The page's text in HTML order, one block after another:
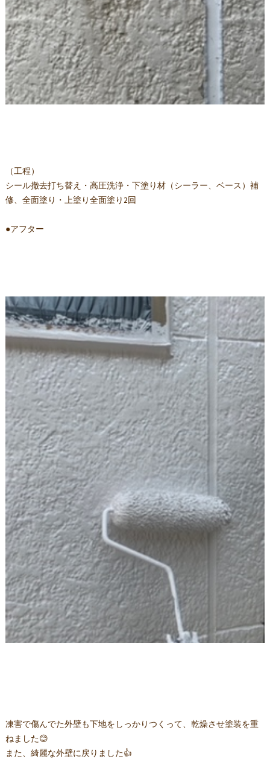
（工程）
シール撤去打ち替え・高圧洗浄・下塗り材（シーラー、ベース）補
修、全面塗り・上塗り全面塗り2回
●アフター
凍害で傷んでた外壁も下地をしっかりつくって、乾燥させ塗装を重
ねました😊
また、綺麗な外壁に戻りました👍